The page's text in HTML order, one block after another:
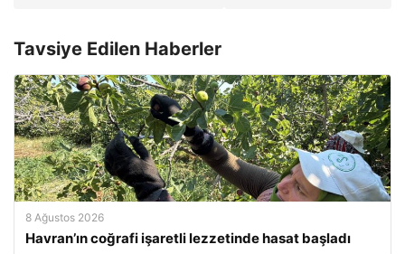
Tavsiye Edilen Haberler
8 Ağustos 2026
Havran’ın coğrafi işaretli lezzetinde hasat başladı